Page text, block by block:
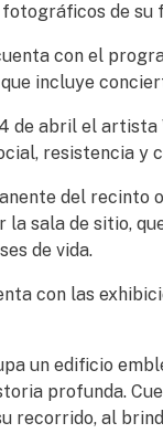
de su
con el
incluye
de abril el
resistencia y
del recinto
sala de sitio,
de vida.
con las
un edificio
profunda.
recorrido, al